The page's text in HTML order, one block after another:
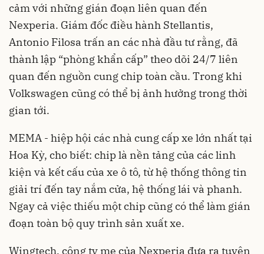
cảm với những gián đoạn liên quan đến
Nexperia. Giám đốc điều hành Stellantis,
Antonio Filosa trấn an các nhà đầu tư rằng, đã
thành lập “phòng khẩn cấp” theo dõi 24/7 liên
quan đến nguồn cung chip toàn cầu. Trong khi
Volkswagen cũng có thể bị ảnh hưởng trong thời
gian tới.
MEMA - hiệp hội các nhà cung cấp xe lớn nhất tại
Hoa Kỳ, cho biết: chip là nền tảng của các linh
kiện và kết cấu của xe ô tô, từ hệ thống thông tin
giải trí đến tay nắm cửa, hệ thống lái và phanh.
Ngay cả việc thiếu một chip cũng có thể làm gián
đoạn toàn bộ quy trình sản xuất xe.
Wingtech, công ty mẹ của Nexperia đưa ra tuyên